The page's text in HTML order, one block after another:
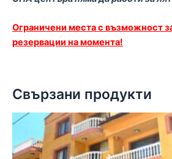
Ограничени места с възможност
резервации на момента!
Свързани продукти